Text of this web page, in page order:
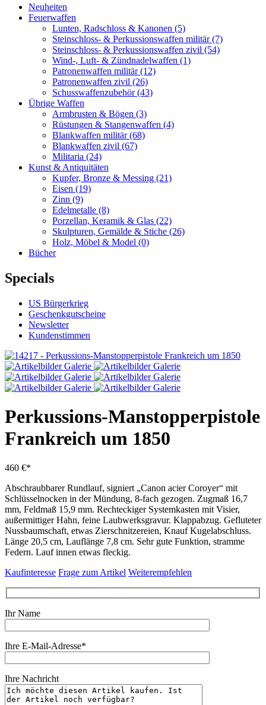
Neuheiten
Feuerwaffen
Lunten, Radschloss & Kanonen (5)
Steinschloss- & Perkussionswaffen militär(7)
Steinschloss- & Perkussionswaffen zivil (54)
Wind-, Luft- & Zündnadelwaffen (1)
Patronenwaffen militär(12)
Patronenwaffen zivil (26)
Schusswaffenzubehör(43)
Übrige Waffen
Armbrusten & Bögen (3)
Rüstungen & Stangenwaffen (4)
Blankwaffen militär(68)
Blankwaffen zivil (67)
Militaria (24)
Kunst & Antiquitäten
Kupfer, Bronze & Messing (21)
Eisen (19)
Zinn (9)
Edelmetalle (8)
Porzellan, Keramik & Glas (22)
Skulpturen, Gemälde & Stiche (26)
Holz, Möbel & Model (0)
Bücher
Specials
US Bürgerkrieg
Geschenkgutscheine
Newsletter
Kundenstimmen
Perkussions-Manstopperpistole
Frankreich um 1850
460 €*
Abschraubbarer Rundlauf, signiert „Canon acier Coroyer“ mit
Schlüsselnocken in der Mündung, 8-fach gezogen. Zugmaß 16,7
mm, Feldmaß 15,9 mm. Rechteckiger Systemkasten mit Visier,
außermittiger Hahn, feine Laubwerksgravur. Klappabzug. Gefluteter
Nussbaumschaft, etwas Zierschnitzereien, Knauf Kugelabschluss.
Länge 20,5 cm, Lauflänge 7,8 cm. Sehr gute Funktion, stramme
Federn. Lauf innen etwas fleckig.
Kaufinteresse Frage zum Artikel Weiterempfehlen
Ihr Name
Ihre E-Mail-Adresse*
Ihre Nachricht